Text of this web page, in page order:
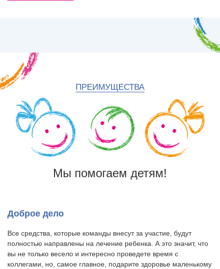
ПРЕИМУЩЕСТВА
Мы помогаем детям!
Доброе дело
Все средства, которые команды внесут за участие, будут
полностью направлены на лечение ребенка. А это значит, что
вы не только весело и интересно проведете время с
коллегами, но, самое главное, подарите здоровье маленькому